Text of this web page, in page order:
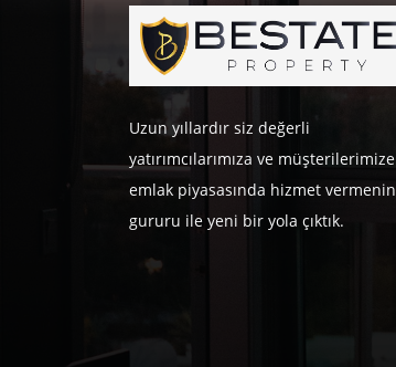
Uzun yıllardır siz değerli
yatırımcılarımıza ve müşterilerimize
emlak piyasasında hizmet vermenin
gururu ile yeni bir yola çıktık.